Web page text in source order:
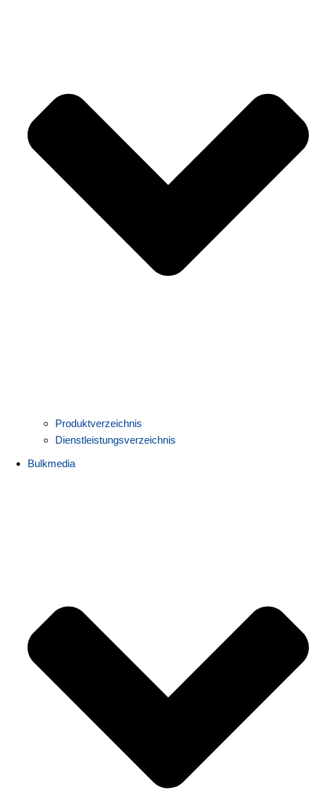
Produktverzeichnis
Dienstleistungsverzeichnis
Bulkmedia